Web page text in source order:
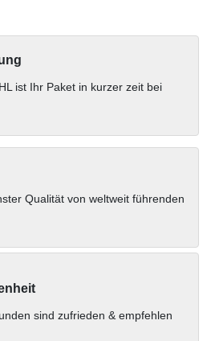
ist Ihr Paket in kurzer zeit bei
Qualität von weltweit führenden
sind zufrieden & empfehlen